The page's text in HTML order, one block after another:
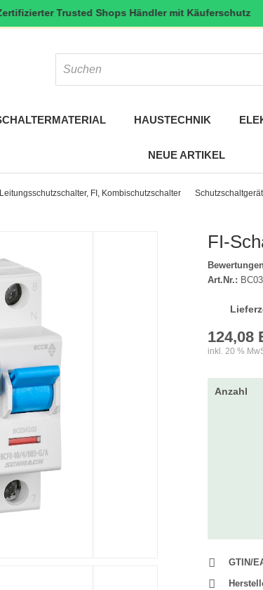
Trusted Shops Händler mit Käuferschutz🇦🇹 ⭐
HAUSTECHNIK
NEUE ARTIKEL
FI, Kombischutzschalter
FI-
Art.Nr.:
124,08
inkl. 20 %
Anzahl
GTIN/